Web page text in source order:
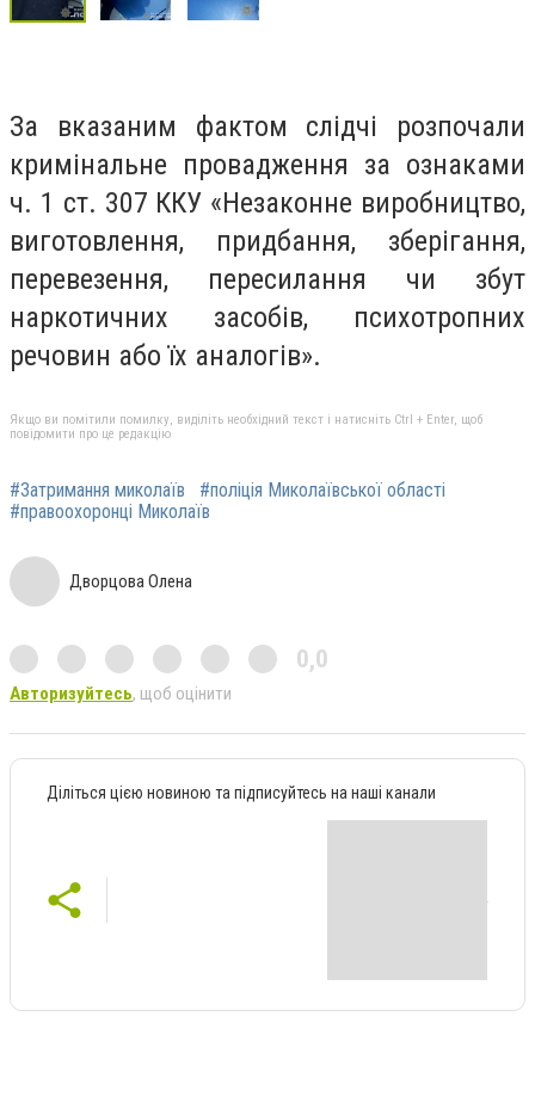
За вказаним фактом слідчі розпочали
кримінальне провадження за ознаками
ч. 1 ст. 307 ККУ «Незаконне виробництво,
виготовлення, придбання, зберігання,
перевезення, пересилання чи збут
наркотичних засобів, психотропних
речовин або їх аналогів».
Якщо ви помітили помилку, виділіть необхідний текст і натисніть Ctrl + Enter, щоб
повідомити про це редакцію
#Затримання миколаїв
#поліція Миколаївської області
#правоохоронці Миколаїв
Дворцова Олена
0,0
Авторизуйтесь, щоб оцінити
Діліться цією новиною та підписуйтесь на наші канали